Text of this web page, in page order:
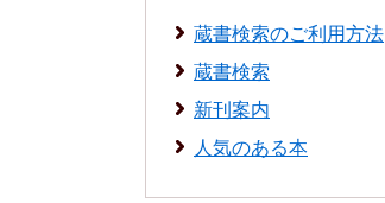
蔵書検索のご利用方法
蔵書検索
新刊案内
人気のある本